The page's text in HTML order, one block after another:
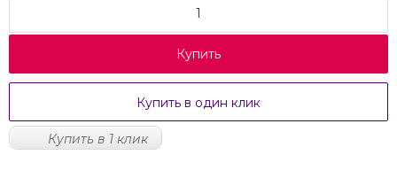
Купить
Купить в один клик
Купить в 1 клик